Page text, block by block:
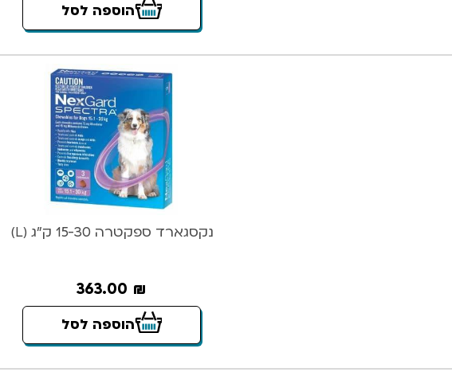
הוספה לסל
נקסגארד ספקטרה 15-30 ק”ג (L)
363.00 ₪
הוספה לסל